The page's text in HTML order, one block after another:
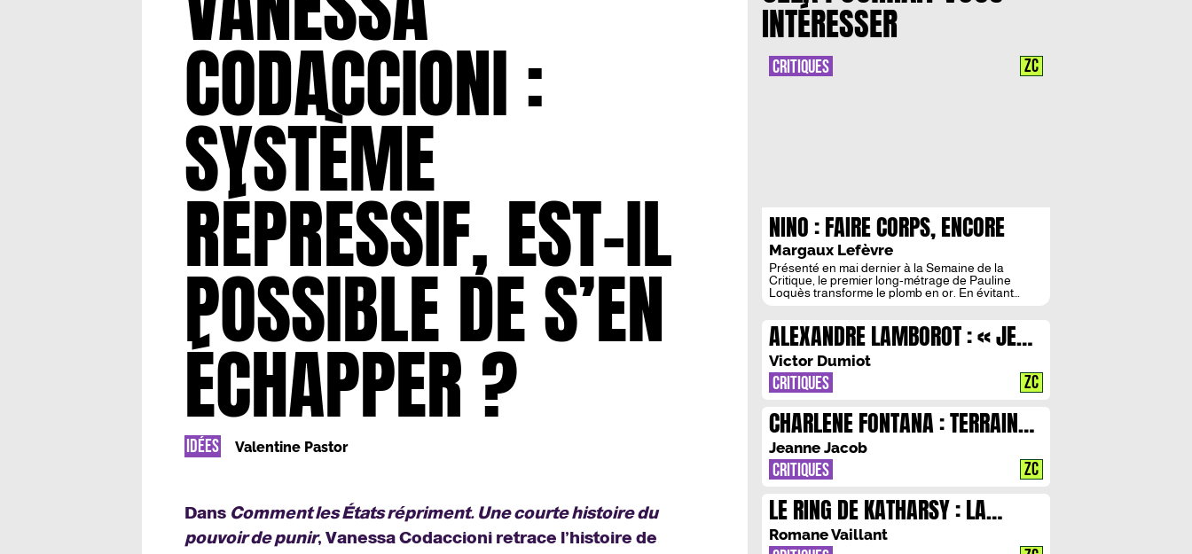
CODACCIONI :
SYSTÈME
RÉPRESSIF, EST-IL
POSSIBLE DE S’EN
ÉCHAPPER ?
IDÉES Valentine Pastor
Dans Comment les États répriment. Une courte histoire du
pouvoir de punir, Vanessa Codaccioni retrace l’histoire de
INTÉRESSER
NINO : FAIRE CORPS, ENCORE
Margaux Lefèvre
Présenté en mai dernier à la Semaine de la
Critique, le premier long-métrage de Pauline
Loquès transforme le plomb en or. En évitant
prenant le pouls d’un protagoniste désorienté. Un
film à fleur de peau qui laisse sans voix. En trois
[…]
CRITIQUES ZC
ALEXANDRE LAMBOROT : « JE
VOULAIS ECRIRE UNE TRAGEDIE
MODERNE. »
Victor Dumiot
CRITIQUES ZC
CHARLENE FONTANA : TERRAIN
D’ECRITURE
Jeanne Jacob
CRITIQUES ZC
LE RING DE KATHARSY : LA
MACHINE INFERNALE D’ALICE
Romane Vaillant